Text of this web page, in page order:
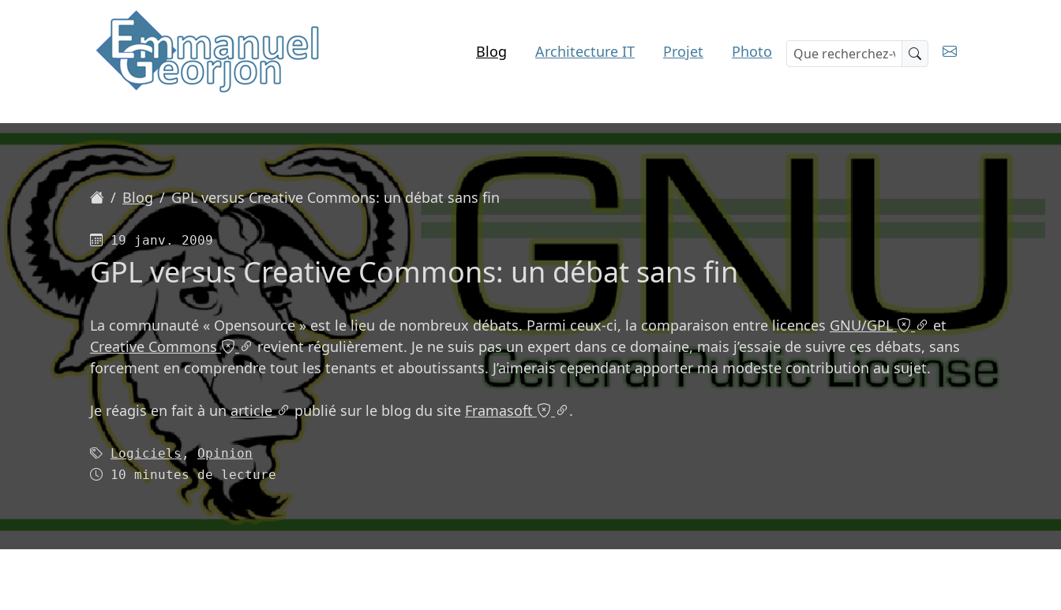
Blog Architecture IT Projet
Photo
Accueil
Blog GPL versus Creative Commons: un débat sans fin
Publié le
19 janv. 2009
GPL versus Creative Commons: un débat sans fin
La communauté « Opensource » est le lieu de nombreux débats. Parmi ceux-ci, la comparaison entre licences GNU/GPL
et
Creative Commons
revient régulièrement. Je ne suis pas un expert dans ce domaine, mais j’essaie de suivre ces débats, sans
forcement en comprendre tout les tenants et aboutissants. J’aimerais cependant apporter ma modeste contribution au sujet.
Je réagis en fait à unarticle publié sur le blog du site Framasoft .
Mots-clés (2):
Logiciels ,Opinion
Temps de lecture
10 minutes de lecture